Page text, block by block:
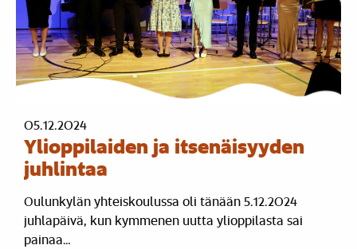
05.12.2024
Ylioppilaiden ja itsenäisyyden
juhlintaa
Oulunkylän yhteiskoulussa oli tänään 5.12.2024
juhlapäivä, kun kymmenen uutta ylioppilasta sai
painaa…